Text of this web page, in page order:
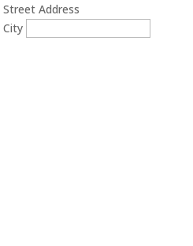
Street Address
City